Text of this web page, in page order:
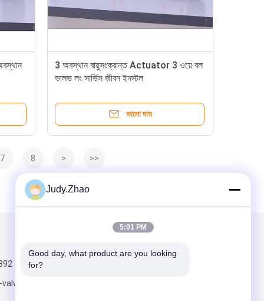
3 অবস্থান বায়ুসংক্রান্ত Actuator 3 ওয়ে বল
ভালভ লং সার্ভিস জীবন ইনস্টল
ভালো দাম
7 8 > >>
Judy.Zhao
5:01 PM
Good day, what product are you looking
for?